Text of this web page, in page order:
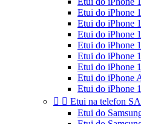
Etui do iPhone
Etui do iPhone
Etui do iPhone
Etui do iPhone
Etui do iPhone
Etui do iPhone
Etui do iPhone
Etui do iPhone
  Etui na telefon
Etui do